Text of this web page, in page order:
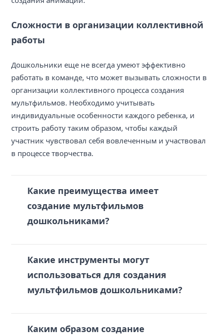
Сложности в организации коллективной
работы
Дошкольники еще не всегда умеют эффективно
работать в команде, что может вызывать сложности в
организации коллективного процесса создания
мультфильмов. Необходимо учитывать
индивидуальные особенности каждого ребенка, и
строить работу таким образом, чтобы каждый
участник чувствовал себя вовлеченным и участвовал
в процессе творчества.
Какие преимущества имеет
создание мультфильмов
дошкольниками?
Какие инструменты могут
использоваться для создания
мультфильмов дошкольниками?
Каким образом создание